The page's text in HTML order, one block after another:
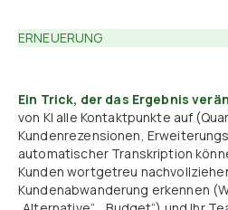
ERNEUERUNG
Ein Trick, der das Ergebnis
von KI alle Kontaktpunkte auf
Kundenrezensionen,
automatischer Transkription
Kunden wortgetreu
Kundenabwanderung erkennen